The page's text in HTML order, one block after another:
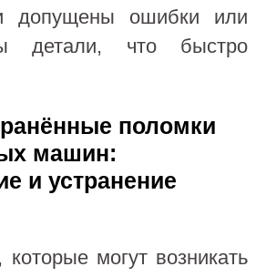
допущены ошибки или
детали, что быстро
поломки
машин:
и устранение
могут возникать